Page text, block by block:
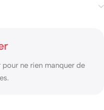
ne rien manquer de